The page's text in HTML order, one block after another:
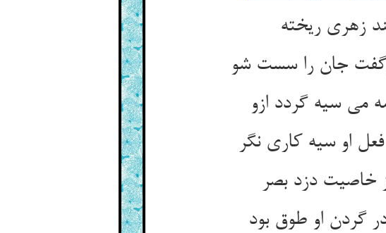
جان را سست شو
می سیه گردد ازو
او سیه کاری نگر
خاصیت دزد بصر
گردن او طوق بود